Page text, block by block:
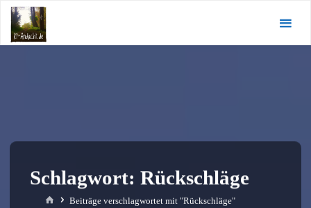
Zum
Inhalt
springen
Schlagwort:Rückschläge
StartBeiträge verschlagwortet mit "Rückschläge"